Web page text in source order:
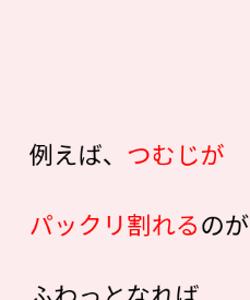
例えば、 つむじが
パックリ割れるのが